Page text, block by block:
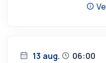
13 aug.
06:00